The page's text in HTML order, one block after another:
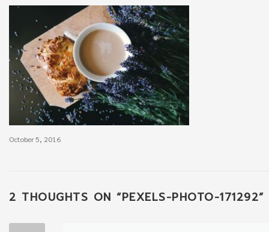
October 5, 2016
2 THOUGHTS ON “PEXELS-PHOTO-171292”